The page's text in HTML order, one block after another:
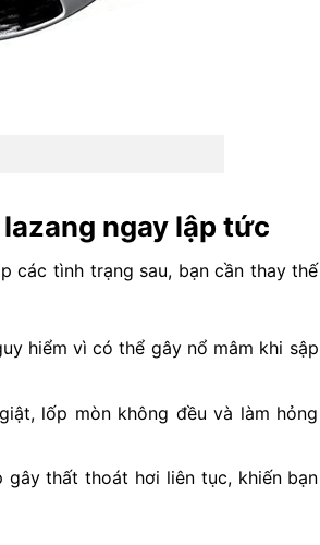
ngay lập tức
các tình trạng sau, bạn cần thay thế
hiểm vì có thể gây nổ mâm khi sập
lốp mòn không đều và làm hỏng
gây thất thoát hơi liên tục, khiến bạn